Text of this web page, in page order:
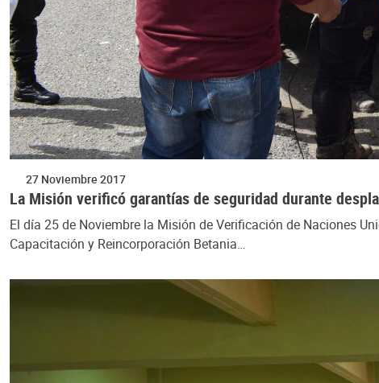
27 Noviembre 2017
La Misión verificó garantías de seguridad durante
El día 25 de Noviembre la Misión de Verificación de Naciones
Capacitación y Reincorporación Betania…